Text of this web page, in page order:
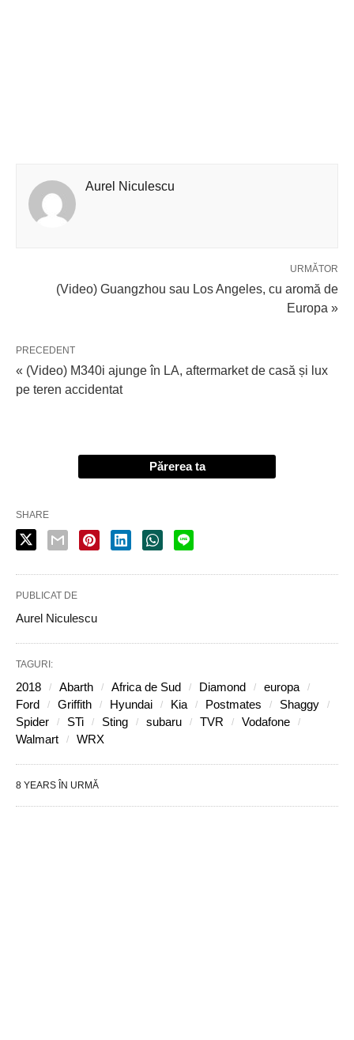
Aurel Niculescu
URMĂTOR
(Video) Guangzhou sau Los Angeles, cu aromă de
Europa »
PRECEDENT
« (Video) M340i ajunge în LA, aftermarket de casă și lux
pe teren accidentat
Părerea ta
SHARE
PUBLICAT DE
Aurel Niculescu
TAGURI:
2018 Abarth Africa de Sud Diamond
europa
Ford
Griffith Hyundai Kia Postmates
Shaggy
Spider
STi Sting subaru TVR
Vodafone
Walmart
WRX
8 YEARS ÎN URMĂ